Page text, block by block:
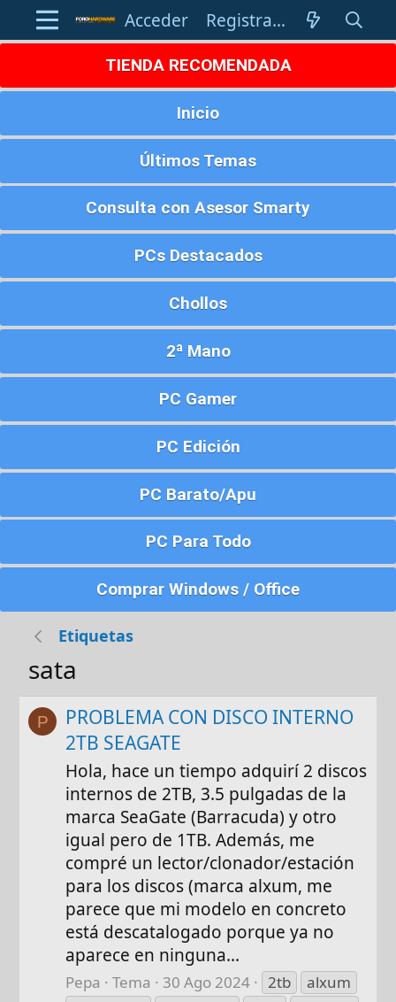
Acceder Registrarse
TIENDA RECOMENDADA
Inicio
Últimos Temas
Consulta con Asesor Smarty
PCs Destacados
Chollos
2ª Mano
PC Gamer
PC Edición
PC Barato/Apu
PC Para Todo
Comprar Windows / Office
Etiquetas
sata
P
PROBLEMA CON DISCO INTERNO
2TB SEAGATE
Hola, hace un tiempo adquirí 2 discos
internos de 2TB, 3.5 pulgadas de la
marca SeaGate (Barracuda) y otro
igual pero de 1TB. Además, me
compré un lector/clonador/estación
para los discos (marca alxum, me
parece que mi modelo en concreto
está descatalogado porque ya no
aparece en ninguna...
Pepa Tema 30 Ago 2024 2tb
alxum